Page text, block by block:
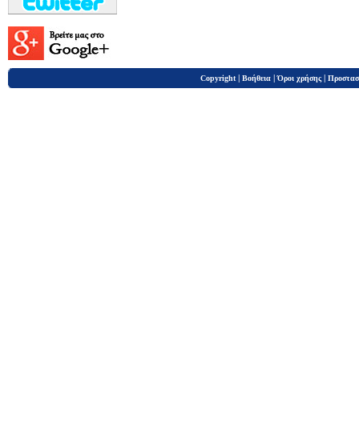
Copyright | Βοήθεια |Όροι χρήσης |